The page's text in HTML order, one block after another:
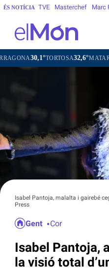
ÉS NOTÍCIA TVE Masterchef Marc
TORTOSA32,6°MATARÓ30,0°VIC
Isabel Pantoja, malalta i gairebé
Press
Gent Cor
Isabel Pantoja,
la visió total